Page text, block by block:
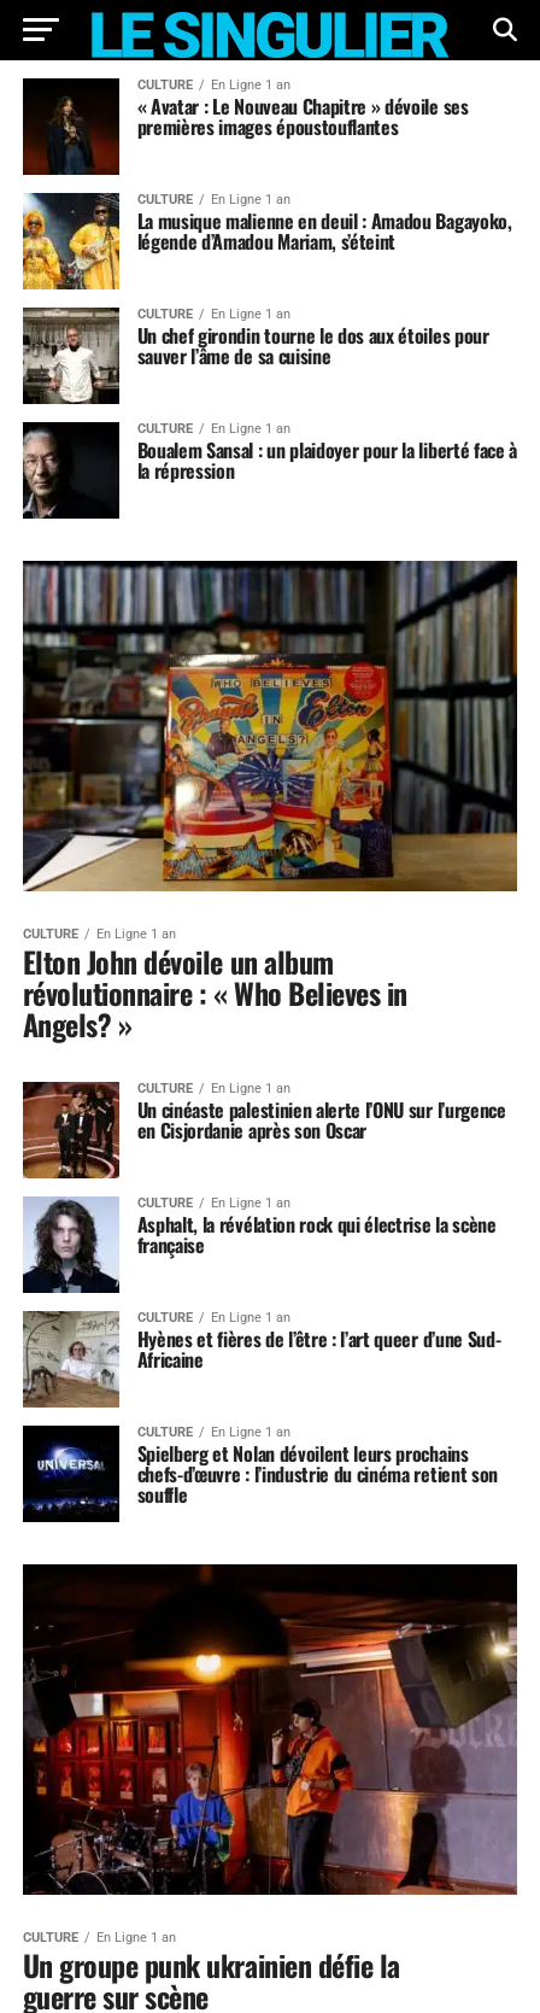
CULTURE En Ligne 1 an
« Avatar : Le Nouveau Chapitre » dévoile ses
premières images époustouflantes
CULTURE En Ligne 1 an
La musique malienne en deuil : Amadou Bagayoko,
légende d’Amadou Mariam, s’éteint
CULTURE En Ligne 1 an
Un chef girondin tourne le dos aux étoiles pour
sauver l’âme de sa cuisine
CULTURE En Ligne 1 an
Boualem Sansal : un plaidoyer pour la liberté face à
la répression
CULTURE En Ligne 1 an
Elton John dévoile un album
révolutionnaire : « Who Believes in
Angels? »
CULTURE En Ligne 1 an
Un cinéaste palestinien alerte l’ONU sur l’urgence
en Cisjordanie après son Oscar
CULTURE En Ligne 1 an
Asphalt, la révélation rock qui électrise la scène
française
CULTURE En Ligne 1 an
Hyènes et fières de l’être : l’art queer d’une Sud-
Africaine
CULTURE En Ligne 1 an
Spielberg et Nolan dévoilent leurs prochains
chefs-d’œuvre : l’industrie du cinéma retient son
souffle
CULTURE En Ligne 1 an
Un groupe punk ukrainien défie la
guerre sur scène